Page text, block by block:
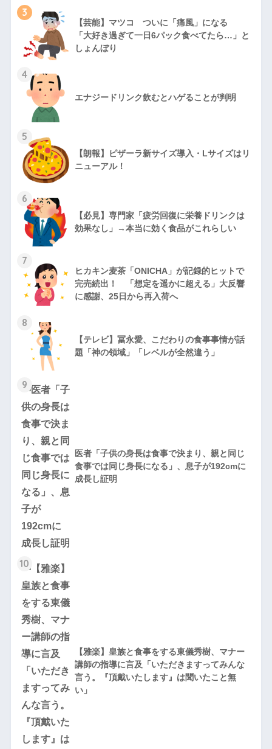
3
【芸能】マツコ ついに「痛風」になる
「大好き過ぎて一日6パック食べてたら…」と
しょんぼり
4
エナジードリンク飲むとハゲることが判明
5
【朗報】ピザーラ新サイズ導入・Lサイズはリ
ニューアル！
6
【必見】専門家「疲労回復に栄養ドリンクは
効果なし」→本当に効く食品がこれらしい
7
ヒカキン麦茶「ONICHA」が記録的ヒットで
完売続出！ 「想定を遥かに超える」大反響
に感謝、25日から再入荷へ
8
【テレビ】冨永愛、こだわりの食事事情が話
題「神の領域」「レベルが全然違う」
9
医者「子供の身長は食事で決まり、親と同じ
食事では同じ身長になる」、息子が192cmに
成長し証明
10
【雅楽】皇族と食事をする東儀秀樹、マナー
講師の指導に言及「いただきますってみんな
言う。『頂戴いたします』は聞いたこと無
い」